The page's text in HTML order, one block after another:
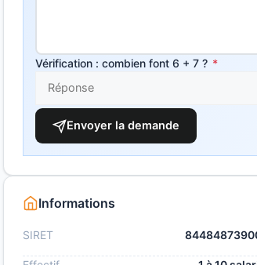
Vérification : combien font 6 + 7 ? *
Envoyer la demande
Informations
SIRET